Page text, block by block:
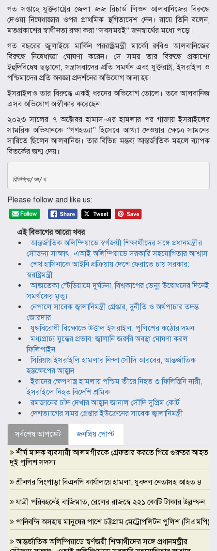
গত সপ্তাহে যুক্তরাষ্ট্রের জেলা জজরিচার্ড লিওনআলবানিজের বিরুদ্ধে
দেওয়া নিষেধাজ্ঞার ওপর প্রাথমিক স্থগিতাদেশ দেন। রায়ে তিনি বলেন,
মতপ্রকাশের স্বাধীনতা রক্ষা করা “সবসময়ই” জনস্বার্থের মধ্যে পড়ে।
গত বছরের জুলাইয়ে মার্কিন পররাষ্ট্রমন্ত্রীমার্কো রুবিও আলবানিজের
বিরুদ্ধে নিষেধাজ্ঞা ঘোষণা করেন। সে সময় তার বিরুদ্ধে প্রকাশ্যে
ইহুদিবিদ্বেষ ছড়ানো, সন্ত্রাসবাদের প্রতি সমর্থন এবং যুক্তরাষ্ট্র, ইসরাইল ও
পশ্চিমাদের প্রতি অবজ্ঞা প্রদর্শনের অভিযোগ আনা হয়।
ইসরাইলও তার বিরুদ্ধে একই ধরনের অভিযোগ তোলে। তবে আলবানিজ
এসব অভিযোগ অস্বীকার করেছেন।
২০২৩ সালের ৭ অক্টোবরহামাস-এর হামলার পর গাজায় ইসরাইলের
সামরিক অভিযানকে “গণহত্যা” হিসেবে আখ্যা দেওয়ার ক্ষেত্রে সামনের
সারিতে ছিলেন আলবানিজ। তার বিভিন্ন মন্তব্য আন্তর্জাতিক মহলে ব্যাপক
বিতর্কের জন্ম দেয়।
বিডিপিকে/আ/খ
Please follow and like us:
এই বিভাগের আরো খবর
আন্তর্জাতিক অলিম্পিয়াডে স্বর্ণজয়ী শিক্ষার্থীদের সঙ্গে প্রধানমন্ত্রীর
সৌজন্য সাক্ষাৎ, এআই অলিম্পিয়াডে সরকারি সহযোগিতার আশ্বাস
শেখ হাসিনাকে আইনি প্রক্রিয়ায় দেশে ফেরাতে চায় সরকার:
স্বরাষ্ট্রমন্ত্রী
আজতেকা স্টেডিয়ামে দুর্ঘটনা, বিশ্বকাপের ভেন্যু উদ্বোধনের দিনেই
সমর্থকের মৃত্যু
নেপালে সাবেক জ্বালানিমন্ত্রী গ্রেপ্তার, দুর্নীতি ও অর্থপাচার তদন্ত
জোরদার
যুদ্ধবিরোধী বিক্ষোভে উত্তাল ইসরাইল, পুলিশের কঠোর দমন
মধ্যপ্রাচ্য যুদ্ধের প্রভাব: জ্বালানি জরুরি অবস্থা ঘোষণা করল
ফিলিপাইন
সিরিয়ায় ইসরাইলি হামলার নিন্দা সৌদি আরবের, আন্তর্জাতিক
হস্তক্ষেপের আহ্বান
ইরানের ক্ষেপণাস্ত্র হামলায় পশ্চিম তীরে নিহত ৩ ফিলিস্তিনি নারী,
ইসরাইলে নিহত বিদেশি শ্রমিক
রমজানের চাঁদ দেখার আহ্বান জানাল সৌদি সুপ্রিম কোর্ট
দেশত্যাগের সময় গ্রেপ্তার ইউক্রেনের সাবেক জ্বালানিমন্ত্রী
সর্বশেষ আপডেট
জনপ্রিয় পোস্ট
শীর্ষ মাদক ব্যবসায়ী আলমগীরকে গ্রেফতার করতে গিয়ে গুরুতর আহত
দুই পুলিশ সদস্য
শ্রীনগর সিংপাড়া বিএনপি কার্যালয়ে হামলা, যুবদল নেতাসহ আহত ৪
যাত্রী পরিবহনেই বাজিমাত, রেলের রাজস্বে ২২১ কোটি টাকার উল্লম্ফন
পানিবন্দি অসহায় মানুষের পাশে চট্টগ্রাম মেট্রোপলিটন পুলিশ (সিএমপি)
আন্তর্জাতিক অলিম্পিয়াডে স্বর্ণজয়ী শিক্ষার্থীদের সঙ্গে প্রধানমন্ত্রীর